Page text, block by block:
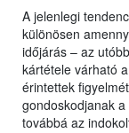
A jelenlegi
különösen
időjárás – az
kártétele várható
érintettek
gondoskodjanak
továbbá az